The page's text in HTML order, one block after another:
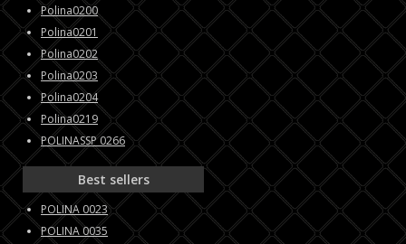
Polina0200
Polina0201
Polina0202
Polina0203
Polina0204
Polina0219
POLINASSP 0266
Best sellers
POLINA 0023
POLINA 0035